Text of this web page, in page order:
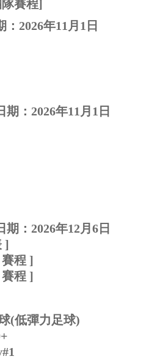
賽程]
2026年11月1日
： 2026年11月1日
：2026年12月6日
]
程 ]
程 ]
(低彈力足球)